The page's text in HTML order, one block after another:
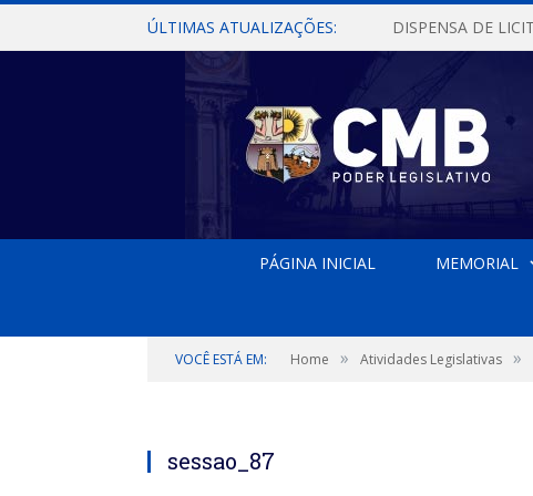
ÚLTIMAS ATUALIZAÇÕES:
PÁGINA INICIAL MEMORIAL
VOCÊ ESTÁ EM: Home » Atividades Legislativas »
sessao_87